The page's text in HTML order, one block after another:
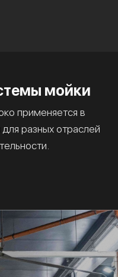
мойки
применяется в
разных отраслей